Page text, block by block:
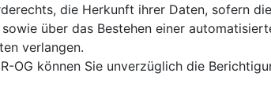
die Herkunft ihrer Daten, sofern
über das Bestehen einer
verlangen.
OG können Sie unverzüglich die